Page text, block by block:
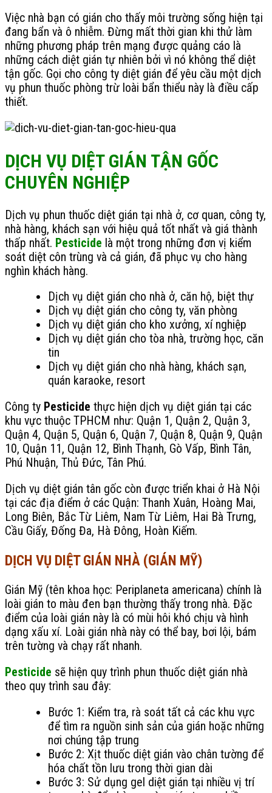
Việc nhà bạn có gián cho thấy môi trường sống hiện tại
đang bẩn và ô nhiễm. Đừng mất thời gian khi thử làm
những phương pháp trên mạng được quảng cáo là
những cách diệt gián tự nhiên bởi vì nó không thể diệt
tận gốc. Gọi cho công ty diệt gián để yêu cầu một dịch
vụ phun thuốc phòng trừ loài bẩn thiểu này là điều cấp
thiết.
DỊCH VỤ DIỆT GIÁN TẬN GỐC
CHUYÊN NGHIỆP
Dịch vụ phun thuốc diệt gián tại nhà ở, cơ quan, công ty,
nhà hàng, khách sạn với hiệu quả tốt nhất và giá thành
thấp nhất. Pesticide là một trong những đơn vị kiểm
soát diệt côn trùng và cả gián, đã phục vụ cho hàng
nghìn khách hàng.
Dịch vụ diệt gián cho nhà ở, căn hộ, biệt thự
Dịch vụ diệt gián cho công ty, văn phòng
Dịch vụ diệt gián cho kho xưởng, xí nghiệp
Dịch vụ diệt gián cho tòa nhà, trường học, căn
tin
Dịch vụ diệt gián cho nhà hàng, khách sạn,
quán karaoke, resort
Công ty Pesticide thực hiện dịch vụ diệt gián tại các
khu vực thuộc TPHCM như: Quận 1, Quận 2, Quận 3,
Quận 4, Quận 5, Quận 6, Quận 7, Quận 8, Quận 9, Quận
10, Quận 11, Quận 12, Bình Thạnh, Gò Vấp, Bình Tân,
Phú Nhuận, Thủ Đức, Tân Phú.
Dịch vụ diệt gián tân gốc còn được triển khai ở Hà Nội
tại các địa điểm ở các Quận: Thanh Xuân, Hoàng Mai,
Long Biên, Bắc Từ Liêm, Nam Từ Liêm, Hai Bà Trưng,
Cầu Giấy, Đống Đa, Hà Đông, Hoàn Kiếm.
DỊCH VỤ DIỆT GIÁN NHÀ (GIÁN MỸ)
Gián Mỹ (tên khoa học: Periplaneta americana) chính là
loài gián to màu đen bạn thường thấy trong nhà. Đặc
điểm của loài gián này là có mùi hôi khó chịu và hình
dạng xấu xí. Loài gián nhà này có thể bay, bơi lội, bám
trên tường và chạy rất nhanh.
Pesticide sẽ hiện quy trình phun thuốc diệt gián nhà
theo quy trình sau đây:
Bước 1: Kiểm tra, rà soát tất cả các khu vực
để tìm ra nguồn sinh sản của gián hoặc những
nơi chúng tập trung
Bước 2: Xịt thuốc diệt gián vào chân tường để
hóa chất tồn lưu trong thời gian dài
Bước 3: Sử dụng gel diệt gián tại nhiều vị trí